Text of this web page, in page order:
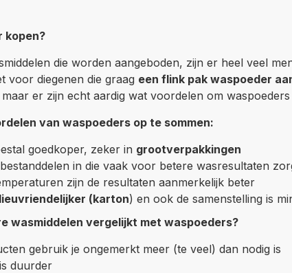
kopen?
die worden aangeboden, zijn er heel veel
voor diegenen die graag een flink pak waspoeder
er zijn echt aardig wat voordelen om
van waspoeders op te sommen:
goedkoper, zeker in grootverpakkingen
in die vaak voor betere wasresultaten
zijn de resultaten aanmerkelijk beter
(karton) en ook de samenstelling is
wasmiddelen vergelijkt met waspoeders?
gebruik je ongemerkt meer (te veel) dan nodig is
duurder